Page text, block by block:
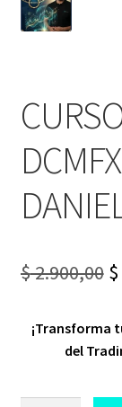
$2.900,00 $
¡Transforma
del